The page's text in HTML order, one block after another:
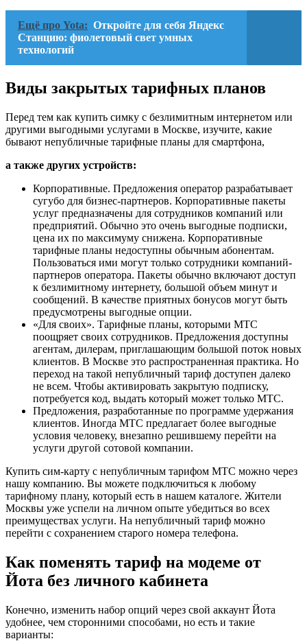
Ещё про Yota: Откройте для себя Яндекс
Станцию: фиолетовый свет умных
технологий
Виды закрытых тарифных планов
Перед тем как купить симку с безлимитным интернетом или
другими выгодными услугами в Москве, изучите, какие
бывают непубличные тарифные планы для смартфона,
а также других устройств:
Корпоративные. Предложения оператор разрабатывает
сугубо для бизнес-партнеров. Корпоративные пакеты
услуг предназначены для сотрудников компаний или
предприятий. Обычно это очень выгодные подписки,
цена их по максимуму снижена. Корпоративные
тарифные планы недоступны обычным абонентам.
Пользоваться ими могут только сотрудники компаний-
партнеров оператора. Пакеты обычно включают доступ
к безлимитному интернету, большой объем минут и
сообщений. В качестве приятных бонусов могут быть
предусмотрены выгодные опции.
«Для своих». Тарифные планы, которыми МТС
поощряет своих сотрудников. Предложения доступны
агентам, дилерам, приглашающим большой поток новых
клиентов. В Москве это распространенная практика. Но
переход на такой непубличный тариф доступен далеко
не всем. Чтобы активировать закрытую подписку,
потребуется код, выдать который может только МТС.
Предложения, разработанные по программе удержания
клиентов. Иногда МТС предлагает более выгодные
условия человеку, внезапно решившему перейти на
услуги другой сотовой компании.
Купить сим-карту с непубличным тарифом МТС можно через
нашу компанию. Вы можете подключиться к любому
тарифному плану, который есть в нашем каталоге. Жители
Москвы уже успели на личном опыте убедиться во всех
преимуществах услуги. На непубличный тариф можно
перейти с сохранением старого номера телефона.
Как поменять тариф на модеме от
Йота без личного кабинета
Конечно, изменить набор опций через свой аккаунт Йота
удобнее, чем сторонними способами, но есть и такие
варианты: